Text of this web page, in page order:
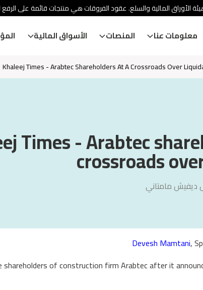
الأوراق المالية والسلع. عقود الفروقات هي منتجات قائمة على
معلومات عنا المنصات الأسواق المالية
Khaleej Times - Arabtec Shareholders At A Crossroads Over
Times - Arabtec
crossroads
ديفيش مامتاني
Devesh Mamtani,
of construction firm Arabtec after it